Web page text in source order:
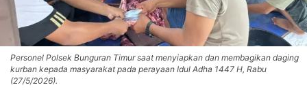
Personel Polsek Bunguran Timur saat menyiapkan dan membagikan daging
kurban kepada masyarakat pada perayaan Idul Adha 1447 H, Rabu
(27/5/2026).